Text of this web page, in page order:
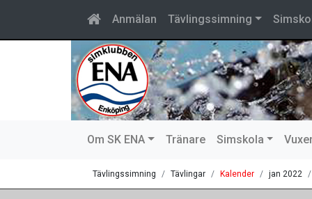
Anmälan Tävlingssimning
Om SK ENA Tränare Simskola
Tävlingssimning Tävlingar Kalender jan 2022